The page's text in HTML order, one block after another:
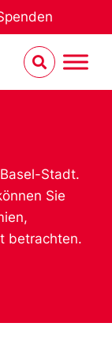
Stadt.
Sie
betrachten.